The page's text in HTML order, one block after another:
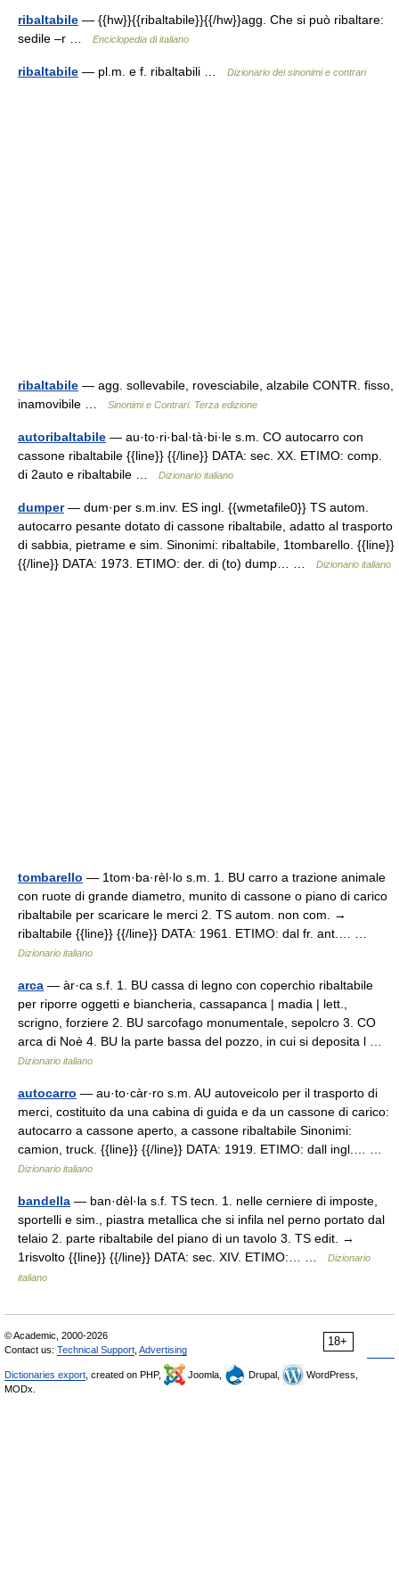
ribaltabile — {{hw}}{{ribaltabile}}{{/hw}}agg. Che si può ribaltare:
sedile –r …
Enciclopedia di italiano
ribaltabile — pl.m. e f. ribaltabili … Dizionario dei sinonimi e contrari
ribaltabile — agg. sollevabile, rovesciabile, alzabile CONTR. fisso,
inamovibile …
Sinonimi e Contrari. Terza edizione
autoribaltabile — au·to·ri·bal·tà·bi·le s.m. CO autocarro con
cassone ribaltabile {{line}} {{/line}} DATA: sec. XX. ETIMO: comp.
di 2auto e ribaltabile …
Dizionario italiano
dumper— dum·per s.m.inv. ES ingl. {{wmetafile0}} TS autom.
autocarro pesante dotato di cassone ribaltabile, adatto al trasporto
di sabbia, pietrame e sim. Sinonimi: ribaltabile, 1tombarello. {{line}}
{{/line}} DATA: 1973. ETIMO: der. di (to) dump… …
Dizionario italiano
tombarello — 1tom·ba·rèl·lo s.m. 1. BU carro a trazione animale
con ruote di grande diametro, munito di cassone o piano di carico
ribaltabile per scaricare le merci 2. TS autom. non com. →
ribaltabile {{line}} {{/line}} DATA: 1961. ETIMO: dal fr. ant.… …
Dizionario italiano
arca — àr·ca s.f. 1. BU cassa di legno con coperchio ribaltabile
per riporre oggetti e biancheria, cassapanca | madia | lett.,
scrigno, forziere 2. BU sarcofago monumentale, sepolcro 3. CO
arca di Noè 4. BU la parte bassa del pozzo, in cui si deposita l …
Dizionario italiano
autocarro — au·to·càr·ro s.m. AU autoveicolo per il trasporto di
merci, costituito da una cabina di guida e da un cassone di carico:
autocarro a cassone aperto, a cassone ribaltabile Sinonimi:
camion, truck. {{line}} {{/line}} DATA: 1919. ETIMO: dall ingl.… …
Dizionario italiano
bandella — ban·dèl·la s.f. TS tecn. 1. nelle cerniere di imposte,
sportelli e sim., piastra metallica che si infila nel perno portato dal
telaio 2. parte ribaltabile del piano di un tavolo 3. TS edit. →
1risvolto {{line}} {{/line}} DATA: sec. XIV. ETIMO:… …
Dizionario
italiano
18+
© Academic, 2000-2026
Contact us: Technical Support Advertising
Dictionaries export , created on PHP, Joomla, Drupal,
WordPress,
MODx.